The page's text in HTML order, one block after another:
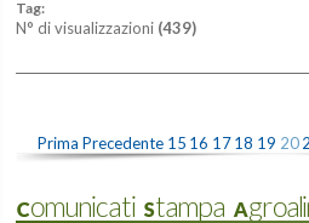
Tag:
N° di visualizzazioni (439)
Prima Precedente 15 16 1718 19 20
Comunicati Stampa